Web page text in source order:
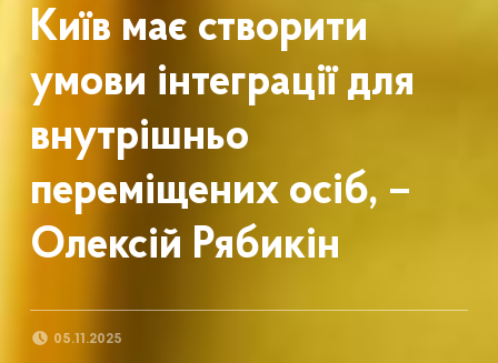
Київ має створити
умови інтеграції для
внутрішньо
переміщених осіб, –
Олексій Рябикін
05.11.2025